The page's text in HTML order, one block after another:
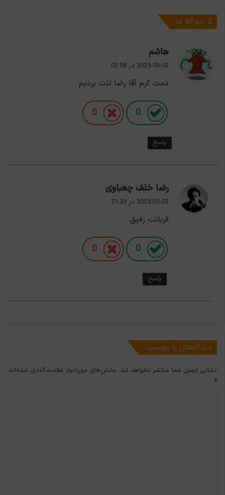
‫2 دیدگاه ها
هاشم
ف
:
2025-03-02 در 03:58
دمت گرم آقا رضا لذت بردیم
0
0
پاسخ
رضا خلف چعباوی
2025-03-02 در 21:39
قربانت رفیق
0
0
پاسخ
دیدگاهتان را بنویسید
نشانی ایمیل شما منتشر نخواهد شد. بخش‌های موردنیاز علامت‌گذاری شده‌اند
*